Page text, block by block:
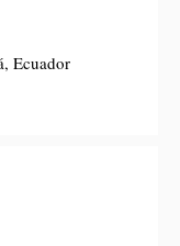
Ecuador